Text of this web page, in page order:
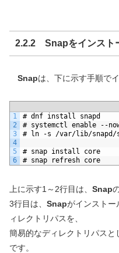
2.2.2 Snapをインスト
Snapは、下に示す手順で
1
2
3
4
5
6
# dnf install snapd
# systemctl enable --
# ln -s /var/lib/snapd/
# snap install core
# snap refresh core
上に示す1～2行目は、 Snap
3行目は、 Snapがインストー
ィレクトリパスを、
簡易的なディレクトリパスと
です。